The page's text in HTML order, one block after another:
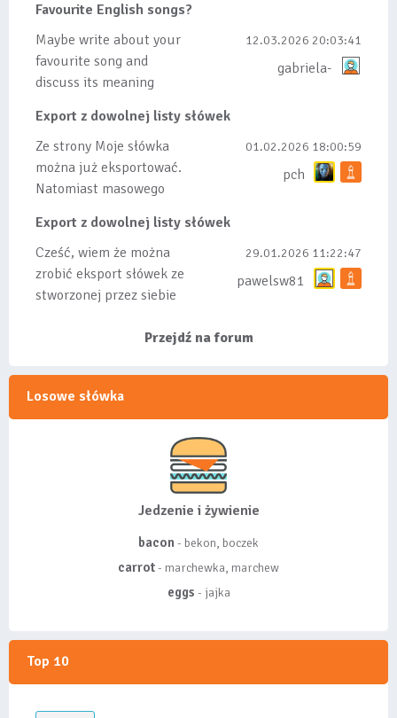
tez ze wszys...
Favourite English songs?
Maybe write about your
favourite song and
discuss its meaning
12.03.2026 20:03:41
gabriela-
Export z dowolnej listy słówek
Ze strony Moje słówka
można już eksportować.
Natomiast masowego
bo wiąże się...
01.02.2026 18:00:59
pch
Export z dowolnej listy słówek
Cześć, wiem że można
zrobić eksport słówek ze
stworzonej przez siebie
29.01.2026 11:22:47
pawelsw81
Przejdź na forum
Losowe słówka
Jedzenie i żywienie
bacon- bekon, boczek
carrot- marchewka, marchew
eggs - jajka
Top 10